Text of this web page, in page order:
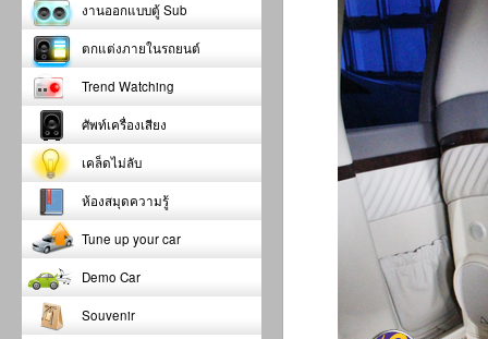
งานออกแบบตู้ Sub
ตกแต่งภายในรถยนต์
Trend Watching
ศัพท์เครื่องเสียง
เคล็ดไม่ลับ
ห้องสมุดความรู้
Tune up your car
Demo Car
Souvenir